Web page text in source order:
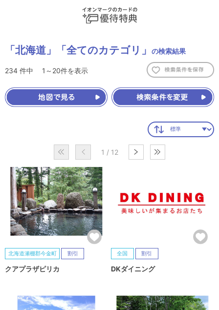
「北海道」 「全てのカテゴリ」 の検索結果
234 件中 1～20件を表示
1 / 12
北海道瀬棚郡今金町 割引
クアプラザピリカ
全国 割引
DKダイニング